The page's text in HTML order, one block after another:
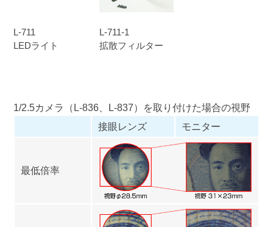
L-711
LEDライト
L-711-1
拡散フィルター
1/2.5カメラ（ L-836、 L-837）を取り付けた場合の視野
接眼レンズ
モニター
最低倍率